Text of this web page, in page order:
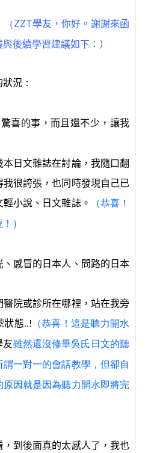
（ ZZT學友，你好。 謝謝來函
後續學習建議如下：）
狀況 ：
喜的事，而且還不少，讓我
日文雜誌在討論，我隨口翻
很誇張，也同時發現自己已
小說、日文雜誌。
（恭喜！
）
感冒的日本人、問路的日本
院或診所在哪裡，站在我旁
狀態..! （恭喜！這是聽力開水
友雖然還沒修畢吳氏日文的聽
一對一的會話教學，但卻自
因就是因為聽力開水即將完
，到後面真的太感人了，我也